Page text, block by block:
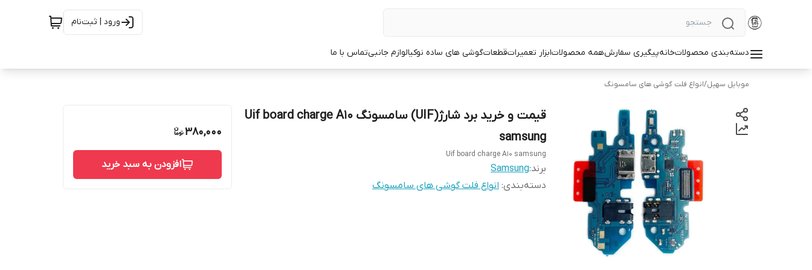
ورود | ثبت‌نام
دسته‌بندی محصولاتخانهپیگیری سفارشهمه محصولاتابزار تعمیراتقطعاتگوشی های ساده نوکیالوازم جانبیتماس با ما
موبایل سهیل/انواع فلت گوشی های سامسونگ
قیمت و خرید برد شارژ(UIF) سامسونگ Uif board charge A10
samsung
Uif board charge A10 samsung
برند:Samsung
دسته‌بندی: انواع فلت گوشی های سامسونگ
380,000
افزودن به سبد خرید